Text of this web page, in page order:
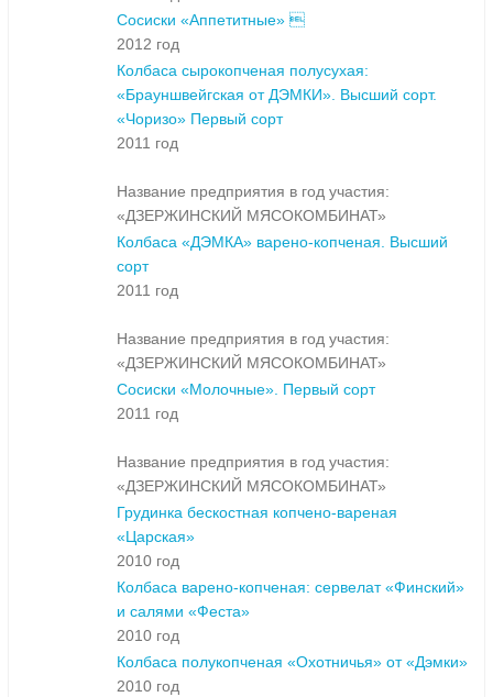
Сосиски «Аппетитные» 
2012 год
Колбаса сырокопченая полусухая:
«Брауншвейгская от ДЭМКИ». Высший сорт.
«Чоризо» Первый сорт
2011 год
Название предприятия в год участия:
«ДЗЕРЖИНСКИЙ МЯСОКОМБИНАТ»
Колбаса «ДЭМКА» варено-копченая. Высший
сорт
2011 год
Название предприятия в год участия:
«ДЗЕРЖИНСКИЙ МЯСОКОМБИНАТ»
Сосиски «Молочные». Первый сорт
2011 год
Название предприятия в год участия:
«ДЗЕРЖИНСКИЙ МЯСОКОМБИНАТ»
Грудинка бескостная копчено-вареная
«Царская»
2010 год
Колбаса варено-копченая: сервелат «Финский»
и салями «Феста»
2010 год
Колбаса полукопченая «Охотничья» от «Дэмки»
2010 год